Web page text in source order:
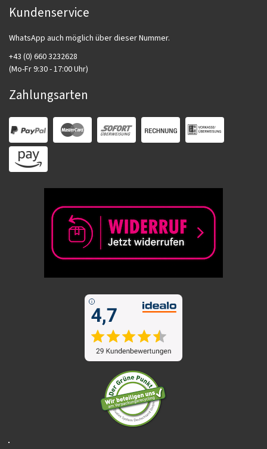
Kundenservice
WhatsApp auch möglich über dieser Nummer.
+43 (0) 660 3232628
(Mo-Fr 9:30 - 17:00 Uhr)
Zahlungsarten